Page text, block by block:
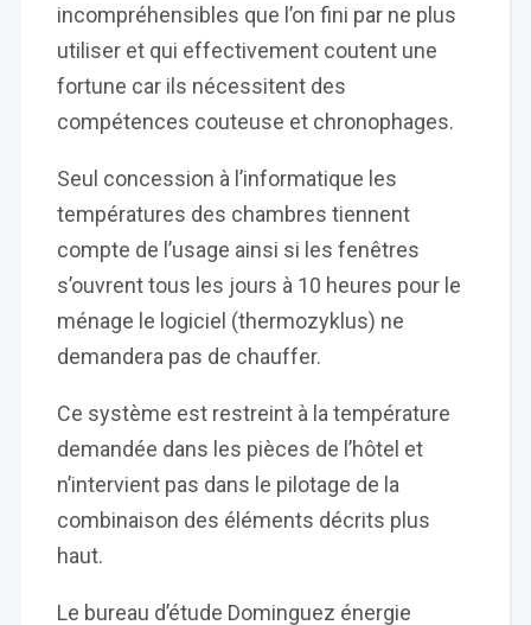
incompréhensibles que l’on fini par ne plus
utiliser et qui effectivement coutent une
fortune car ils nécessitent des
compétences couteuse et chronophages.
Seul concession à l’informatique les
températures des chambres tiennent
compte de l’usage ainsi si les fenêtres
s’ouvrent tous les jours à 10 heures pour le
ménage le logiciel (thermozyklus) ne
demandera pas de chauffer.
Ce système est restreint à la température
demandée dans les pièces de l’hôtel et
n’intervient pas dans le pilotage de la
combinaison des éléments décrits plus
haut.
Le bureau d’étude Dominguez énergie